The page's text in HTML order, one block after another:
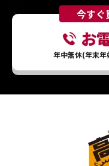
今すぐ
お
年中無休(年末